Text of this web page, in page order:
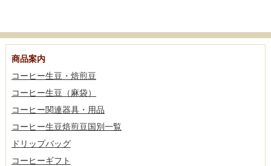
商品案内
コーヒー生豆・焙煎豆
コーヒー生豆（麻袋）
コーヒー関連器具・用品
コーヒー生豆焙煎豆国別一覧
ドリップバッグ
コーヒーギフト